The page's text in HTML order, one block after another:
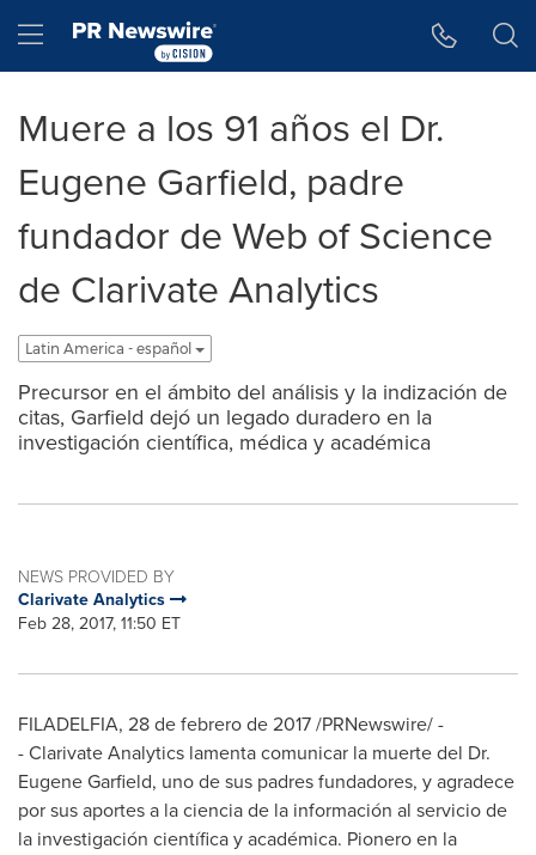
Hamburger menu
Muere a los 91 años el Dr.
Eugene Garfield, padre
fundador de Web of Science
de Clarivate Analytics
Latin America - español
Precursor en el ámbito del análisis y la indización de
citas, Garfield dejó un legado duradero en la
investigación científica, médica y académica
NEWS PROVIDED BY
Clarivate Analytics
Feb 28, 2017, 11:50 ET
FILADELFIA, 28 de febrero de 2017 /PRNewswire/ -
- Clarivate Analytics lamenta comunicar la muerte del Dr.
Eugene Garfield, uno de sus padres fundadores, y agradece
por sus aportes a la ciencia de la información al servicio de
la investigación científica y académica. Pionero en la